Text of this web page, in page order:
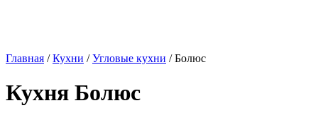
Главная /Кухни /Угловые кухни / Болюс
Кухня Болюс